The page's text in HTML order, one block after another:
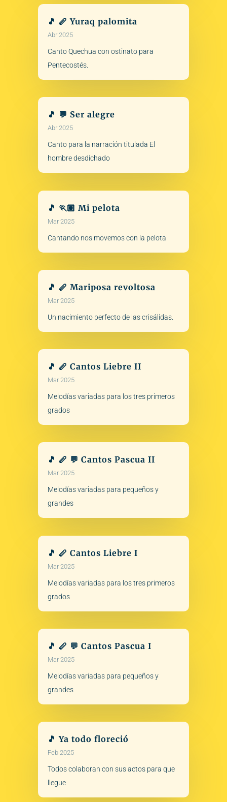
🎵 🪈 Yuraq palomita
Abr 2025
Canto Quechua con ostinato para
Pentecostés.
🎵 💬 Ser alegre
Abr 2025
Canto para la narración titulada El
hombre desdichado
🎵 🏃🏽 Mi pelota
Mar 2025
Cantando nos movemos con la pelota
🎵 🪈 Mariposa revoltosa
Mar 2025
Un nacimiento perfecto de las crisálidas.
🎵 🪈 Cantos Liebre II
Mar 2025
Melodías variadas para los tres primeros
grados
🎵 🪈 💬 Cantos Pascua II
Mar 2025
Melodías variadas para pequeños y
grandes
🎵 🪈 Cantos Liebre I
Mar 2025
Melodías variadas para los tres primeros
grados
🎵 🪈 💬 Cantos Pascua I
Mar 2025
Melodías variadas para pequeños y
grandes
🎵 Ya todo floreció
Feb 2025
Todos colaboran con sus actos para que
llegue